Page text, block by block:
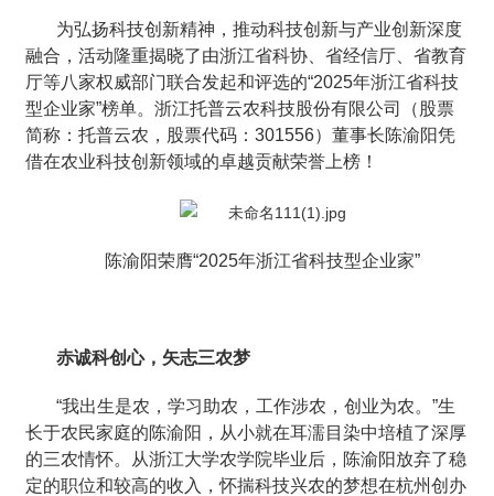
为弘扬科技创新精神，推动科技创新与产业创新深度
融合，活动隆重揭晓了由浙江省科协、省经信厅、省教育
厅等八家权威部门联合发起和评选的“2025年浙江省科技
型企业家”榜单。浙江托普云农科技股份有限公司（股票
简称：托普云农，股票代码：301556）董事长陈渝阳凭
借在农业科技创新领域的卓越贡献荣誉上榜！
陈渝阳荣膺“2025年浙江省科技型企业家”
赤诚科创心，矢志三农梦
“我出生是农，学习助农，工作涉农，创业为农。”生
长于农民家庭的陈渝阳，从小就在耳濡目染中培植了深厚
的三农情怀。从浙江大学农学院毕业后，陈渝阳放弃了稳
定的职位和较高的收入，怀揣科技兴农的梦想在杭州创办